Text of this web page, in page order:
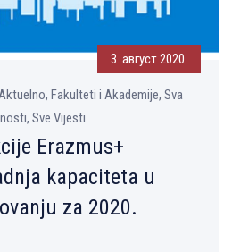
3. август 2020.
Fakulteti i Akademije, Sva
Sve Vijesti
Erazmus+
kapaciteta u
za 2020.